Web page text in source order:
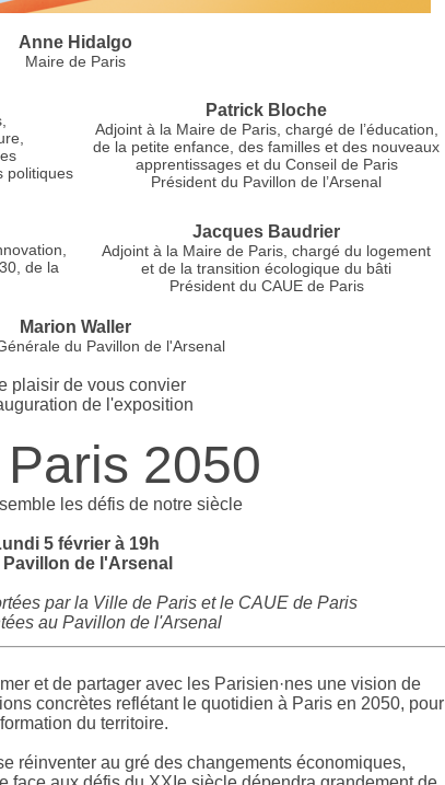
Anne Hidalgo
Maire de Paris
politiques
Patrick Bloche
Adjoint à la Maire de Paris, chargé de l’éducation,
de la petite enfance, des familles et des nouveaux
apprentissages et du Conseil de Paris
Président du Pavillon de l’Arsenal
de la
Jacques Baudrier
Adjoint à la Maire de Paris, chargé du logement
et de la transition écologique du bâti
Président du CAUE de Paris
Marion Waller
du Pavillon de l'Arsenal
plaisir de vous convier
de l'exposition
2050
les défis de notre siècle
5 février à 19h
Pavillon de l'Arsenal
par la Ville de Paris et le CAUE de Paris
au Pavillon de l'Arsenal
et de partager avec les Parisien·nes une vision de
concrètes reflétant le quotidien à Paris en 2050, pour
du territoire.
réinventer au gré des changements économiques,